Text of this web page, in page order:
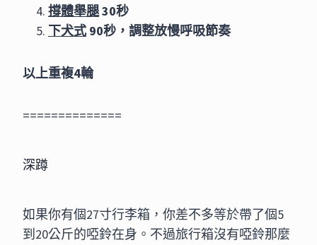
撐體舉腿30秒
下犬式 90秒，調整放慢呼吸節奏
以上重複4輪
==============
深蹲
如果你有個27寸行李箱，你差不多等於帶了個5
到20公斤的啞鈴在身。不過旅行箱沒有啞鈴那麼